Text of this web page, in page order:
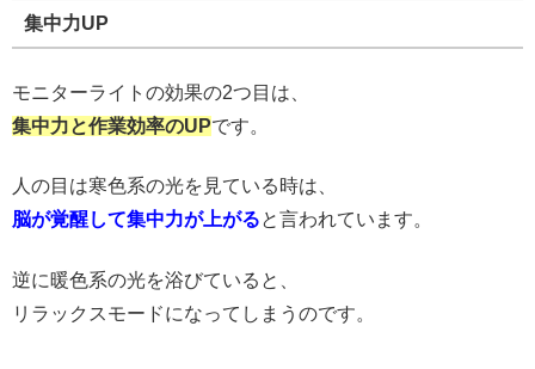
集中力UP
モニターライトの効果の2つ目は、
集中力と作業効率のUPです。
人の目は寒色系の光を見ている時は、
脳が覚醒して集中力が上がると言われています。
逆に暖色系の光を浴びていると、
リラックスモードになってしまうのです。